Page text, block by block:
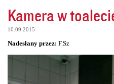
Kamera w
10.09.2015
Nadesłany przez: F.Sz